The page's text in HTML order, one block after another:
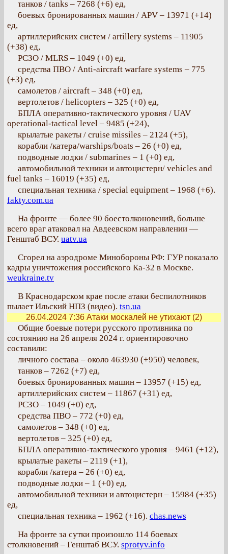
танков / tanks ‒ 7268 (+6) ед,
боевых бронированных машин / APV ‒ 13971 (+14)
ед,
артиллерийских систем / artillery systems – 11905
(+38) ед,
РСЗО / MLRS – 1049 (+0) ед,
средства ПВО / Anti-aircraft warfare systems ‒ 775
(+3) ед,
самолетов / aircraft – 348 (+0) ед,
вертолетов / helicopters – 325 (+0) ед,
БПЛА оперативно-тактического уровня / UAV
operational-tactical level – 9485 (+24),
крылатые ракеты / cruise missiles ‒ 2124 (+5),
корабли /катера/warships/boats ‒ 26 (+0) ед,
подводные лодки / submarines – 1 (+0) ед,
автомобильной техники и автоцистерн/ vehicles and
fuel tanks – 16019 (+35) ед,
специальная техника / special equipment ‒ 1968 (+6).
fakty.com.ua
На фронте — более 90 боестолконовений, больше
всего враг атаковал на Авдеевском направлении —
Генштаб ВСУ. uatv.ua
Сгорел на аэродроме Минобороны РФ: ГУР показало
кадры уничтожения российского Ка-32 в Москве.
weukraine.tv
В Краснодарском крае после атаки беспилотников
пылает Ильский НПЗ (видео). tsn.ua
26.04.2024 7:36 Атаки москалей не утихают (2)
Общие боевые потери русского противника по
состоянию на 26 апреля 2024 г. ориентировочно
составили:
личного состава – около 463930 (+950) человек,
танков – 7262 (+7) ед,
боевых бронированных машин – 13957 (+15) ед,
артиллерийских систем – 11867 (+31) ед,
РСЗО – 1049 (+0) ед,
средства ПВО – 772 (+0) ед,
самолетов – 348 (+0) ед,
вертолетов – 325 (+0) ед,
БПЛА оперативно-тактического уровня – 9461 (+12),
крылатые ракеты – 2119 (+1),
корабли /катера – 26 (+0) ед,
подводные лодки – 1 (+0) ед,
автомобильной техники и автоцистерн – 15984 (+35)
ед,
специальная техника – 1962 (+16). chas.news
На фронте за сутки произошло 114 боевых
столкновений – Генштаб ВСУ. sprotyv.info